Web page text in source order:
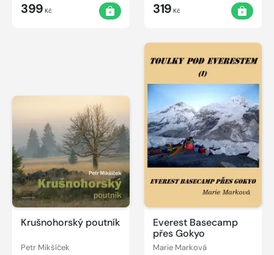
399 Kč 319 Kč
Krušnohorský poutník
Petr Mikšíček
Everest Basecamp
přes Gokyo
Marie Marková